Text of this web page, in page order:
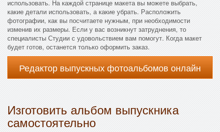
использовать. На каждой странице макета вы можете выбрать,
какие детали использовать, а какие убрать. Расположить
фотографии, как вы посчитаете нужным, при необходимости
изменив их размеры. Если у вас возникнут затруднения, то
специалисты Студии с удовольствием вам помогут. Когда макет
будет готов, останется только оформить заказ.
Редактор выпускных фотоальбомов онлайн
Изготовить альбом выпускника
самостоятельно